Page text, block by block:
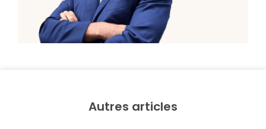
Autres articles